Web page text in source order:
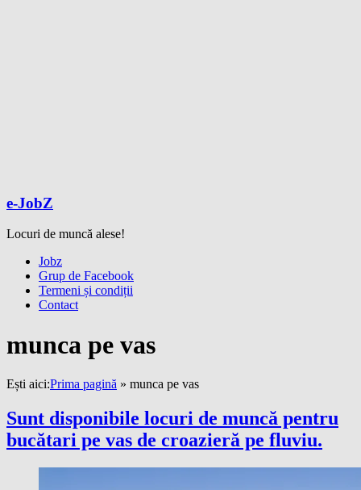
e-JobZ
Locuri de muncă alese!
Meniu Jobz
Grup de Facebook
Termeni și condiții
Contact
munca pe vas
Ești aici:Prima pagină » munca pe vas
Sunt disponibile locuri de muncă pentru
bucătari pe vas de croazieră pe fluviu.